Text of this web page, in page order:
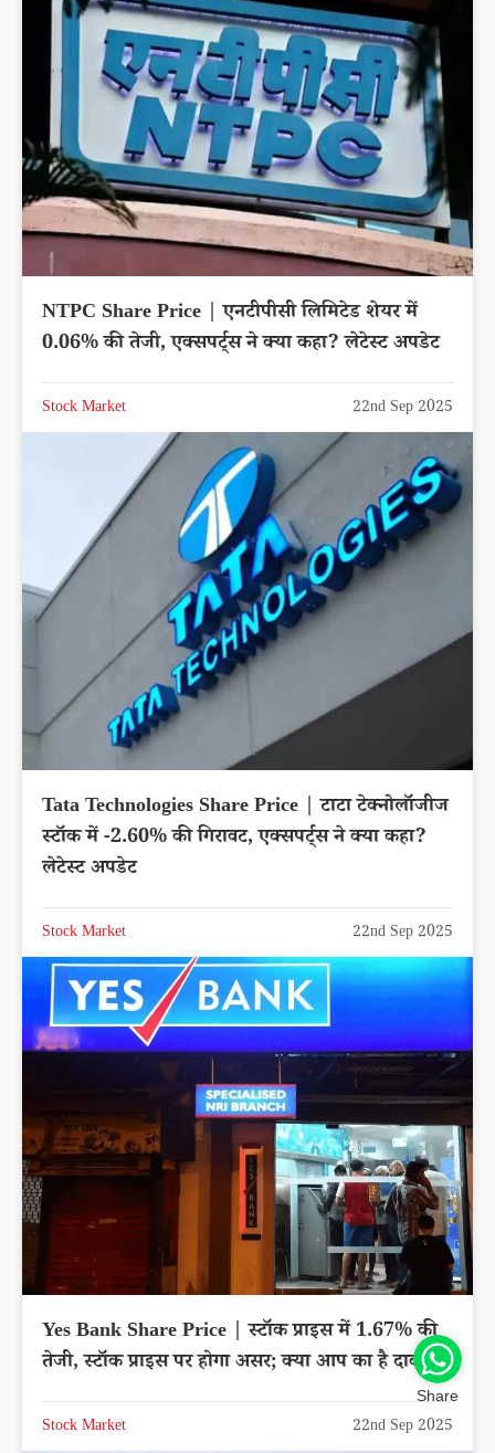
NTPC Share Price | एनटीपीसी लिमिटेड शेयर में
0.06% की तेजी, एक्सपर्ट्स ने क्या कहा? लेटेस्ट अपडेट
Stock Market 22nd Sep 2025
Tata Technologies Share Price | टाटा टेक्नोलॉजीज
स्टॉक में -2.60% की गिरावट, एक्सपर्ट्स ने क्या कहा?
लेटेस्ट अपडेट
Stock Market 22nd Sep 2025
Yes Bank Share Price | स्टॉक प्राइस में 1.67% की
तेजी, स्टॉक प्राइस पर होगा असर; क्या आप का है दाव?
Stock Market 22nd Sep 2025
Share